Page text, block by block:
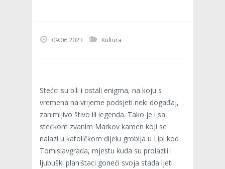
09.06.2023 Kultura
Stećci su bili i ostali enigma, na koju s
vremena na vrijeme podsjeti neki događaj,
zanimljivo štivo ili legenda. Tako je i sa
stećkom zvanim Markov kamen koji se
nalazi u katoličkom dijelu groblja u Lipi kod
Tomislavgrada, mjestu kuda su prolazili i
ljubuški planištaci goneći svoja stada ljeti